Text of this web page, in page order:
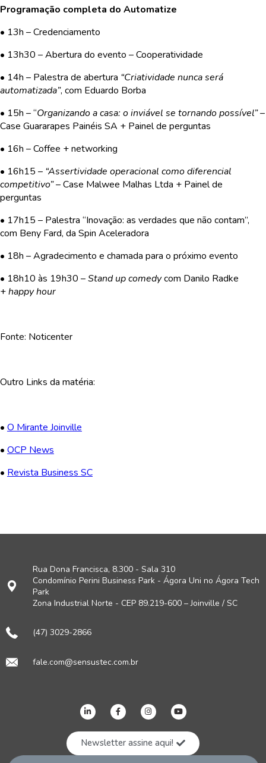
Programação completa do Automatize
• 13h – Credenciamento
• 13h30 – Abertura do evento – Cooperatividade
• 14h – Palestra de abertura “Criatividade nunca será
automatizada”, com Eduardo Borba
• 15h – “Organizando a casa: o inviável se tornando possível”–
Case Guararapes Painéis SA + Painel de perguntas
• 16h – Coffee + networking
• 16h15 – “Assertividade operacional como diferencial
competitivo”– Case Malwee Malhas Ltda + Painel de
perguntas
• 17h15 – Palestra “Inovação: as verdades que não contam”,
com Beny Fard, da Spin Aceleradora
• 18h – Agradecimento e chamada para o próximo evento
• 18h10 às 19h30 –Stand up comedycom Danilo Radke
+happy hour
Fonte: Noticenter
Outro Links da matéria:
• O Mirante Joinville
• OCP News
• Revista Business SC
Rua Dona Francisca, 8.300 - Sala 310
Condomínio Perini Business Park - Ágora Uni no Ágora Tech
Park
Zona Industrial Norte - CEP 89.219-600 – Joinville / SC
(47) 3029-2866
fale.com@sensustec.com.br
Newsletter assine aqui!